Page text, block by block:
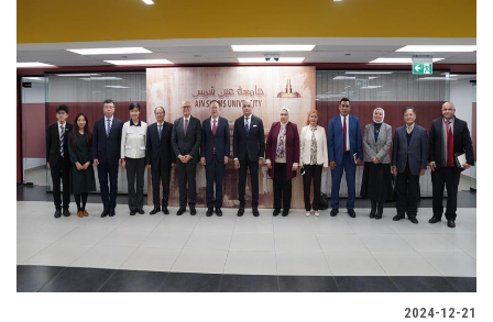
2024-12-21